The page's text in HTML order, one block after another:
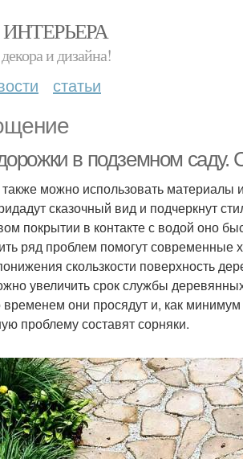
и дизайна!
статьи
в подземном саду.
можно использовать материалы
сказочный вид и подчеркнут
покрытии в контакте с водой оно
ряд проблем помогут современные
скользкости поверхность
увеличить срок службы
они просядут и, как минимум
проблему составят сорняки.